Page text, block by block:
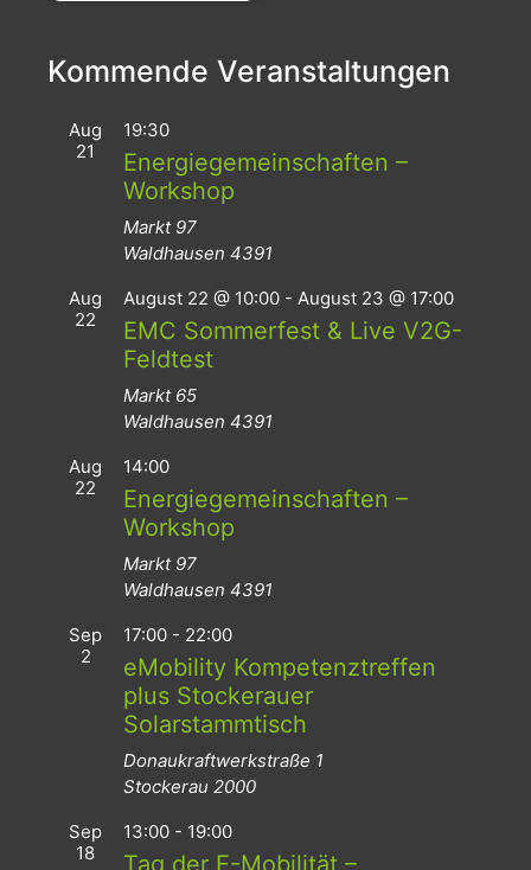
Kommende Veranstaltungen
Aug
21
19:30
Energiegemeinschaften –
Workshop
Markt 97
Waldhausen 4391
Aug
22
August 22 @ 10:00 - August 23 @ 17:00
EMC Sommerfest & Live V2G-
Feldtest
Markt 65
Waldhausen 4391
Aug
22
14:00
Energiegemeinschaften –
Workshop
Markt 97
Waldhausen 4391
Sep
2
17:00 - 22:00
eMobility Kompetenztreffen
plus Stockerauer
Solarstammtisch
Donaukraftwerkstraße 1
Stockerau 2000
Sep
18
13:00 - 19:00
Tag der E-Mobilität –